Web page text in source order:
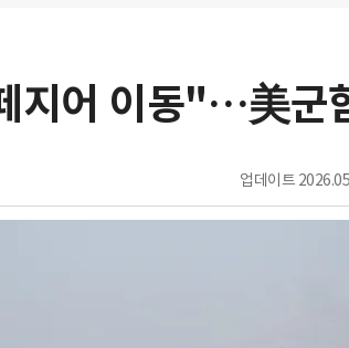
지어 이동"…美군
업데이트